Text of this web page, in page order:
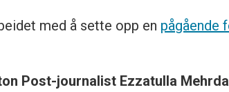
med å sette opp en pågående
Post-journalist Ezzatulla